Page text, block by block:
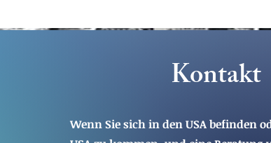
Kontakt
Wenn Sie sich in den USA befinden